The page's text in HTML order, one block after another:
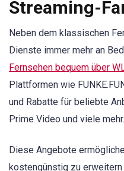
Streaming-
Neben dem klassischen
Dienste immer mehr an
Fernsehen bequem über
Plattformen wie
und Rabatte für beliebte
Prime Video und viele mehr.
Diese Angebote
kostengünstig zu